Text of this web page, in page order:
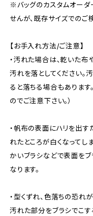
※バッグのカスタムオーダ
せんが、既存サイズでのご
【お手入れ方法/ご注意】
・汚れた場合は、乾いた
汚れを落としてください。
ると落ちる場合もあります
のでご注意下さい。）
・帆布の表面にハリを出す
れたところが白くなってし
かいブラシなどで表面をブ
なります。
・型くずれ、色落ちの恐
汚れた部分をブラシでこす